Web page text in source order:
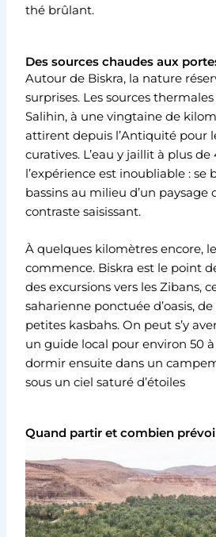
thé brûlant.
Des sources chaudes aux
Autour de Biskra, la nature
surprises. Les sources
Salihin, à une vingtaine de
attirent depuis l’Antiquité pour
curatives. L’eau y jaillit à plus de
l’expérience est inoubliable : se
bassins au milieu d’un paysage
contraste saisissant.
À quelques kilomètres encore,
commence. Biskra est le point
des excursions vers les Zibans,
saharienne ponctuée d’oasis,
petites kasbahs. On peut s’y
un guide local pour environ 50
dormir ensuite dans un
sous un ciel saturé d’étoiles
Quand partir et combien